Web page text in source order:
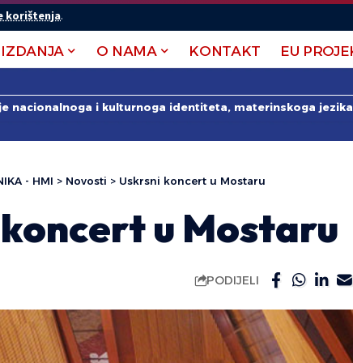
korištenja.
O NAMA KONTAKT EU
nacionalnoga i kulturnoga identiteta, materinskoga
- HMI > Novosti > Uskrsni koncert u Mostaru
u Mostaru
PODIJELI